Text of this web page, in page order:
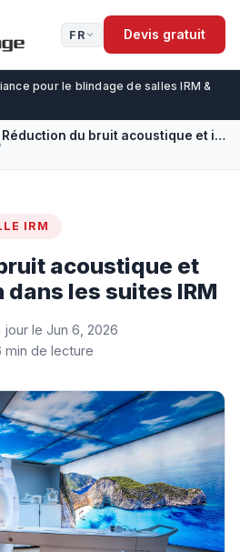
FR Devis gratuit
pour le blindage de salles IRM &
Réduction du bruit acoustique et insonorisation dans les suites IRM
IRM
acoustique et
les suites IRM
jour le Jun 6, 2026
min de lecture